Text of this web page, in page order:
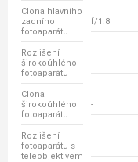
Clona hlavního
zadního
fotoaparátu
f/1.8
Rozlišení
širokoúhlého
fotoaparátu
-
Clona
širokoúhlého
fotoaparátu
-
Rozlišení
fotoaparátu s
teleobjektivem
-